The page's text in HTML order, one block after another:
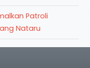
Patroli
Nataru